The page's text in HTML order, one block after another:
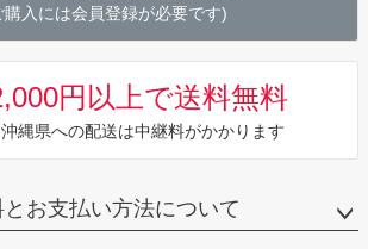
購入には会員登録が必要です)
円以上で送料無料
縄県への配送は中継料がかかります
お支払い方法について